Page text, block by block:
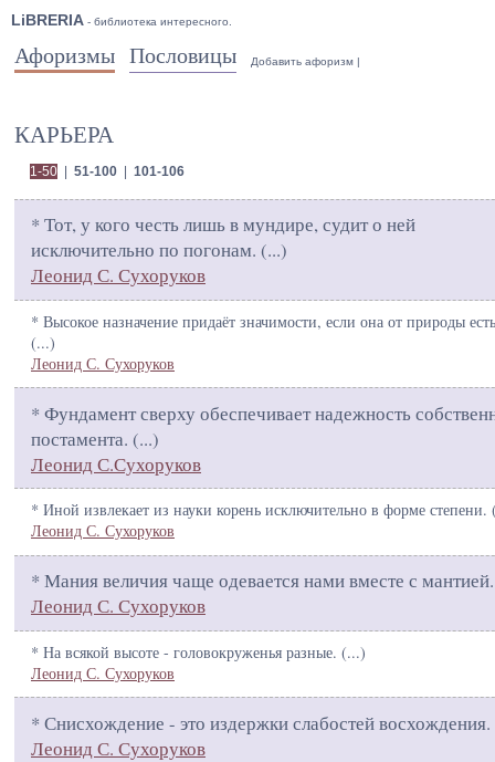
LiBRERIA - библиотека интересного.
Афоризмы Пословицы Добавить афоризм |
КАРЬЕРА
1-50| 51-100| 101-106
* Тот, у кого честь лишь в мундире, судит о ней
исключительно по погонам. (...)
Леонид С. Сухоруков
* Высокое назначение придаёт значимости, если она от природы
(...)
Леонид С. Сухоруков
* Фундамент сверху обеспечивает надежность
постамента. (...)
Леонид С.Сухоруков
* Иной извлекает из науки корень исключительно в форме степени.
Леонид С. Сухоруков
* Мания величия чаще одевается нами вместе с
Леонид С. Сухоруков
* На всякой высоте - головокруженья разные. (...)
Леонид С. Сухоруков
* Снисхождение - это издержки слабостей
Леонид С. Сухоруков